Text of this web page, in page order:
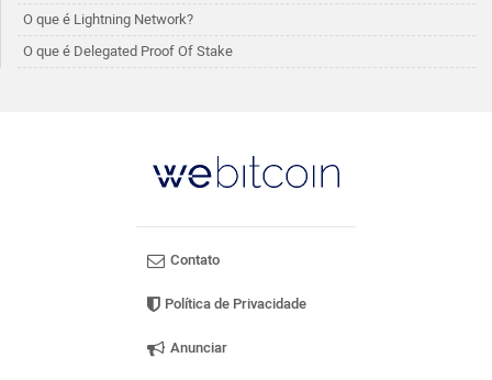
O que é Lightning Network?
O que é Delegated Proof Of Stake
Contato
Política de Privacidade
Anunciar